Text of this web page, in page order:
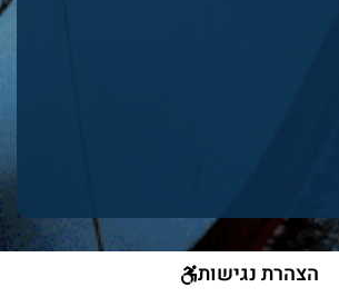
הצהרת נגישות